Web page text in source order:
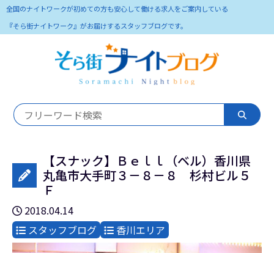
全国のナイトワークが初めての方も安心して働ける求人をご案内している
『そら街ナイトワーク』がお届けするスタッフブログです。
【スナック】Ｂｅｌｌ（ベル）香川県
丸亀市大手町３－８－８ 杉村ビル５
Ｆ
2018.04.14
スタッフブログ
香川エリア